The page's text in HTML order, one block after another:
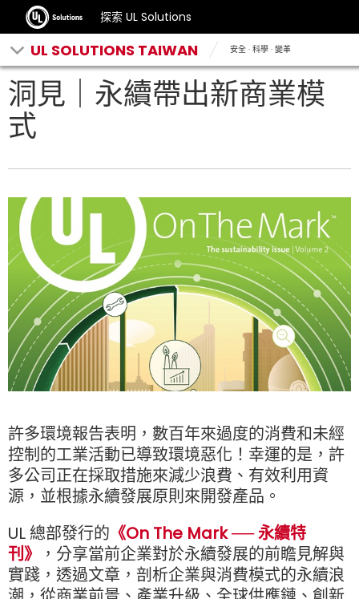
探索 UL Solutions
UL SOLUTIONS TAIWAN 安全 · 科學 · 變革
洞見｜永續帶出新商業模
式
許多環境報告表明，數百年來過度的消費和未經
控制的工業活動已導致環境惡化！幸運的是，許
多公司正在採取措施來減少浪費、有效利用資
源，並根據永續發展原則來開發產品。
UL 總部發行的 《On The Mark ── 永續特
刊》
，分享當前企業對於永續發展的前瞻見解與
實踐，透過文章，剖析企業與消費模式的永續浪